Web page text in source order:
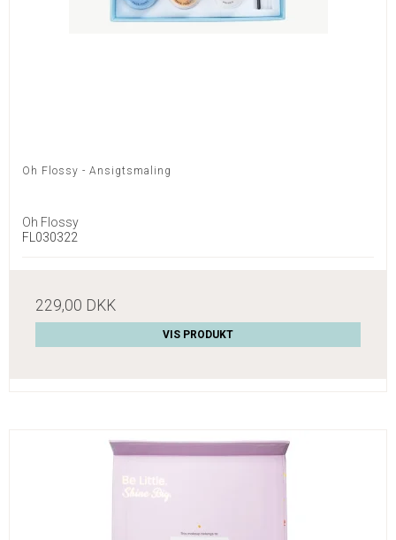
Oh Flossy - Ansigtsmaling
Oh Flossy
FL030322
229,00 DKK
VIS PRODUKT